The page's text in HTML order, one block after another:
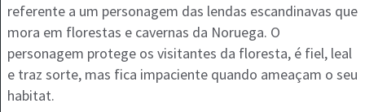
referente a um personagem das lendas escandinavas que
mora em florestas e cavernas da Noruega. O
personagem protege os visitantes da floresta, é fiel, leal
e traz sorte, mas fica impaciente quando ameaçam o seu
habitat.